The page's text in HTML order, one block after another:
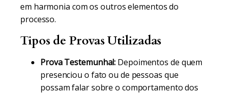
em harmonia com os outros elementos do
processo.
Tipos de Provas Utilizadas
Prova Testemunhal: Depoimentos de quem
presenciou o fato ou de pessoas que
possam falar sobre o comportamento dos